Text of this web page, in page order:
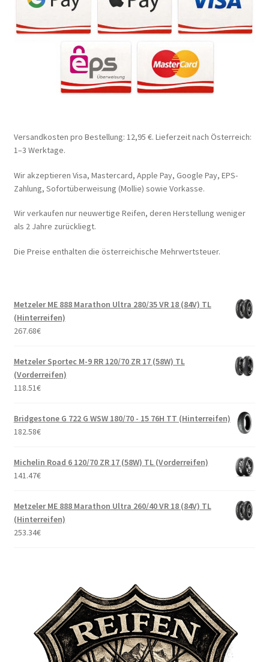
Versandkosten pro Bestellung: 12,95 €. Lieferzeit nach Österreich:
1–3 Werktage.
Wir akzeptieren Visa, Mastercard, Apple Pay, Google Pay, EPS-
Zahlung, Sofortüberweisung (Mollie) sowie Vorkasse.
Wir verkaufen nur neuwertige Reifen, deren Herstellung weniger
als 2 Jahre zurückliegt.
Die Preise enthalten die österreichische Mehrwertsteuer.
Metzeler ME 888 Marathon Ultra 280/35 VR 18 (84V) TL
(Hinterreifen)
267.68€
Metzeler Sportec M-9 RR 120/70 ZR 17 (58W) TL
(Vorderreifen)
118.51€
Bridgestone G 722 G WSW 180/70 - 15 76H TT (Hinterreifen)
182.58€
Michelin Road 6 120/70 ZR 17 (58W) TL (Vorderreifen)
141.47€
Metzeler ME 888 Marathon Ultra 260/40 VR 18 (84V) TL
(Hinterreifen)
253.34€